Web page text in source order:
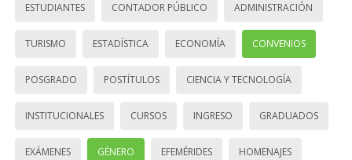
ESTUDIANTES CONTADOR PÚBLICO ADMINISTRACIÓN
TURISMO ESTADÍSTICA ECONOMÍA CONVENIOS
POSGRADO POSTÍTULOS CIENCIA Y TECNOLOGÍA
INSTITUCIONALES CURSOS INGRESO GRADUADOS
EXÁMENES GÉNERO EFEMÉRIDES HOMENAJES